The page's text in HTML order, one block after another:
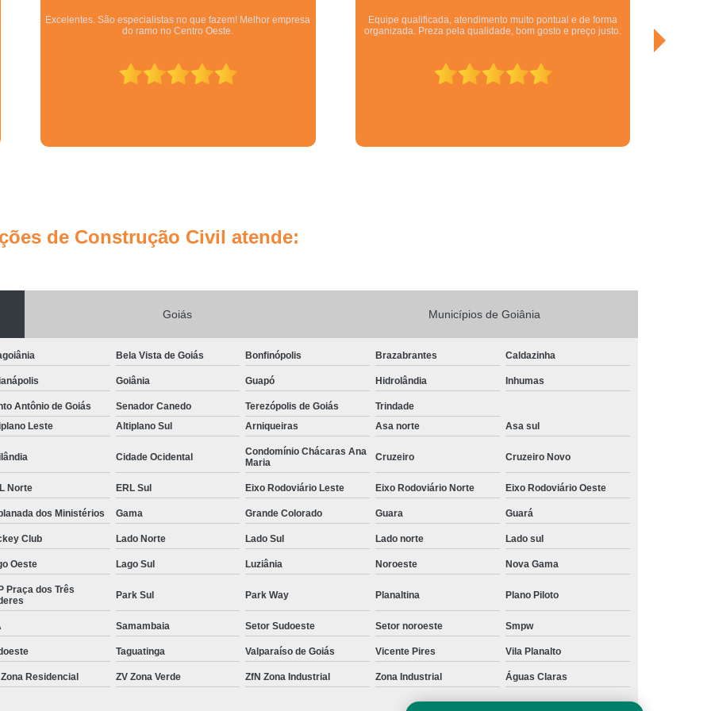
Empresa de Gestão de Custos de Obras Empresariais em São Paulo
Empresa de Gestão de Projetos de Escritórios em São Paulo
Escritório de Gestão de Obras e Reformas em Salas Comerciais em São Paulo
Gestão de Obras de Salas Comerciais em São Paulo
Gerenciamento de Implantação de Obras
Gerenciamento de Obras
Gerenciamento de Obras Arquitetura
Gerenciamento de Obras em Goiânia
Gerenciamento de Projetos e Obras
Gerenciamento e Execução de Obras
Gerenciamento e Fiscalização de Obras
Gerenciamento e Implementação de Obras
Gerenciamento e Planejamento de Obras
Gerenciamento Obras Comerciais
Planejamento e Gerenciamento de Obras
Empresa de Gestão de Obras
Gestão de Obras
Gestão de Obras de Construção Civil
Gestão de Obras e Projetos
Gestão de Obras em Brasília
Gestão de Obras em Goiânia
Gestão de Obras na Construção Civil
Gestão de Obras Profissional
Gestão de Projetos em Obras Civis
Gestão e Gerenciamento de Obras
Gestão em Obras
Serviço de Gestão de Obras
Neuroarquitetura
Neuroarquitetura em Goiânia
Neuroarquitetura Empresarial
Neuroarquitetura Iluminação
Equipe qualificada, atendimento muito pontual e de forma
organizada. Preza pela qualidade, bom gosto e preço justo.
Sérgio é fantástico. Melhor profissional para projetos
corporativos do DF.
de Construção Civil atende:
Goiás Municípios de Goiânia
Bela Vista de Goiás Bonfinópolis Brazabrantes Caldazinha
Goiânia Guapó Hidrolândia Inhumas
Antônio de Goiás Senador Canedo Terezópolis de Goiás
Trindade
Leste Altiplano Sul Arniqueiras Asa norte Asa sul
Cidade Ocidental
Condomínio Chácaras Ana
Maria
Cruzeiro Cruzeiro Novo
Norte ERL Sul Eixo Rodoviário Leste Eixo Rodoviário Norte Eixo Rodoviário Oeste
dos Ministérios Gama Grande Colorado Guara Guará
Club Lado Norte Lado Sul Lado norte Lado sul
Oeste Lago Sul Luziânia Noroeste Nova Gama
Praça dos Três
Park Sul Park Way Planaltina Plano Piloto
Samambaia Setor Sudoeste Setor noroeste Smpw
Taguatinga Valparaíso de Goiás Vicente Pires Vila Planalto
Residencial ZV Zona Verde ZfN Zona Industrial Zona Industrial Águas Claras